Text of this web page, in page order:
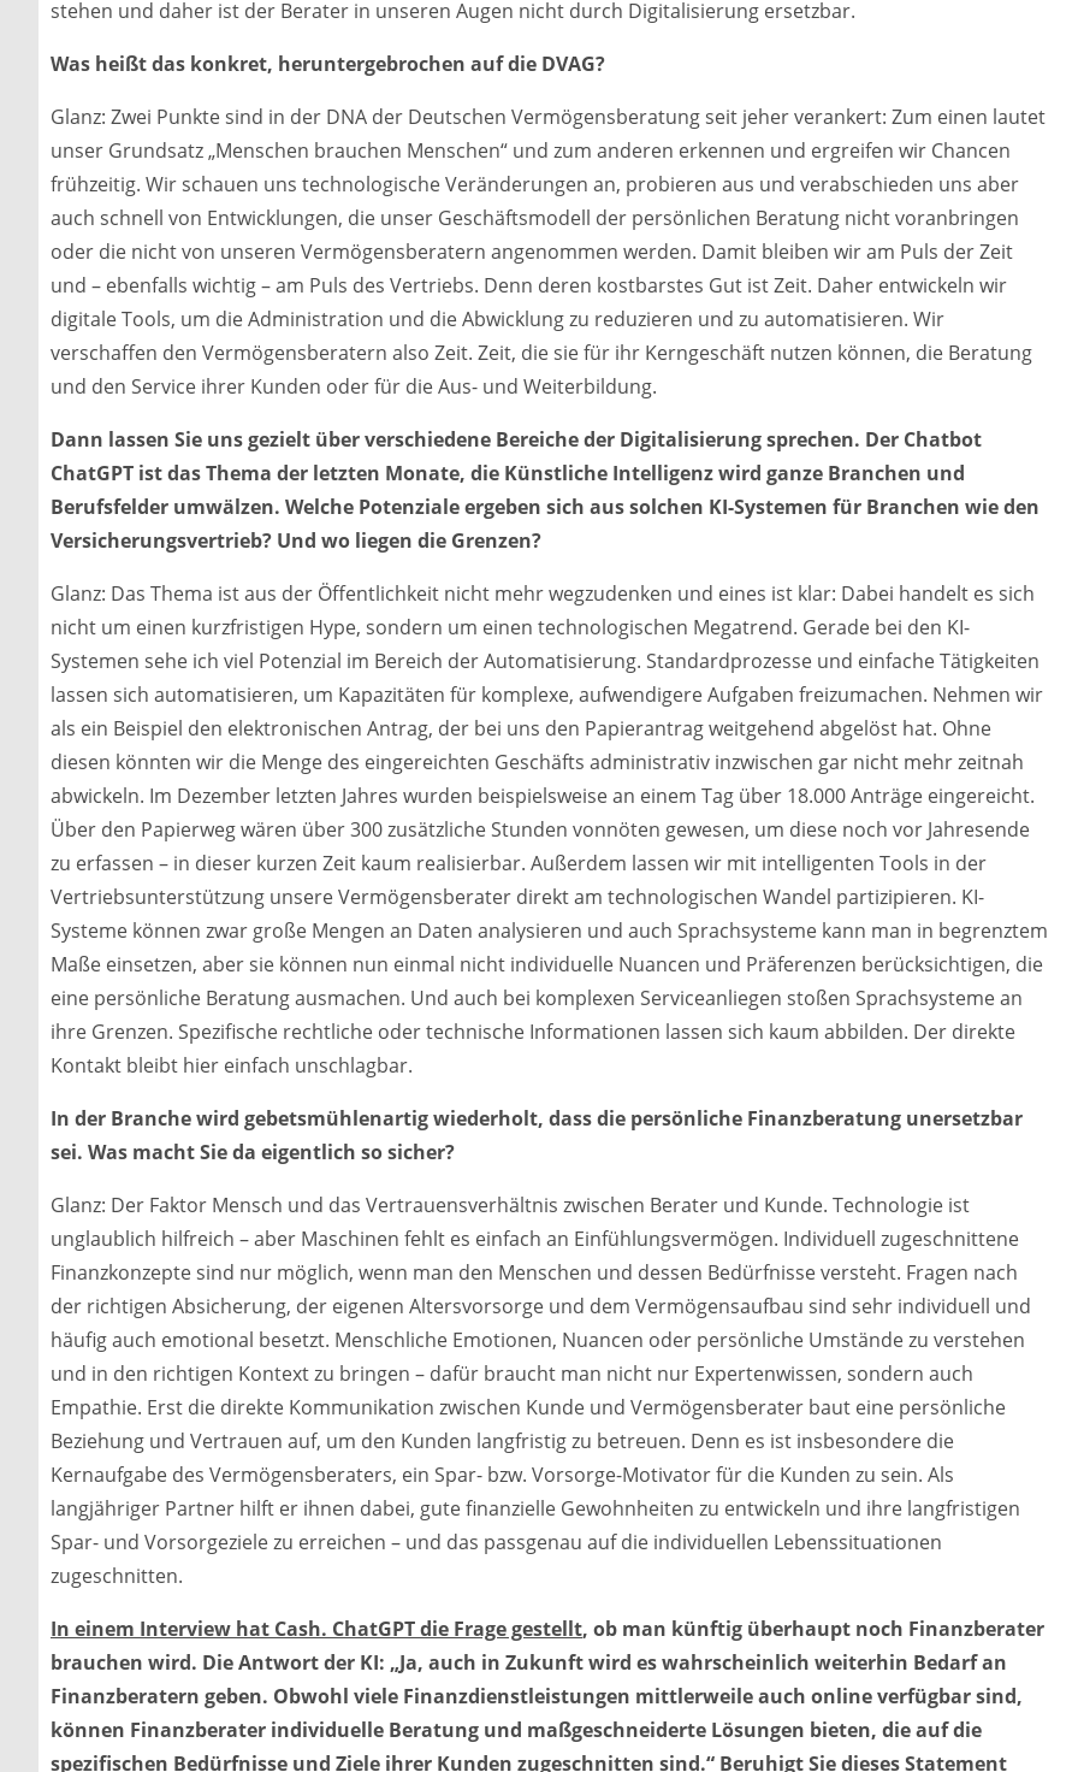
stehen und daher ist der Berater in unseren Augen nicht durch Digitalisierung ersetzbar.
Was heißt das konkret, heruntergebrochen auf die DVAG?
Glanz: Zwei Punkte sind in der DNA der Deutschen Vermögensberatung seit jeher verankert: Zum einen lautet
unser Grundsatz „Menschen brauchen Menschen“ und zum anderen erkennen und ergreifen wir Chancen
frühzeitig. Wir schauen uns technologische Veränderungen an, probieren aus und verabschieden uns aber
auch schnell von Entwicklungen, die unser Geschäftsmodell der persönlichen Beratung nicht voranbringen
oder die nicht von unseren Vermögensberatern angenommen werden. Damit bleiben wir am Puls der Zeit
und – ebenfalls wichtig – am Puls des Vertriebs. Denn deren kostbarstes Gut ist Zeit. Daher entwickeln wir
digitale Tools, um die Administration und die Abwicklung zu reduzieren und zu automatisieren. Wir
verschaffen den Vermögensberatern also Zeit. Zeit, die sie für ihr Kerngeschäft nutzen können, die Beratung
und den Service ihrer Kunden oder für die Aus- und Weiterbildung.
Dann lassen Sie uns gezielt über verschiedene Bereiche der Digitalisierung sprechen. Der Chatbot
ChatGPT ist das Thema der letzten Monate, die Künstliche Intelligenz wird ganze Branchen und
Berufsfelder umwälzen. Welche Potenziale ergeben sich aus solchen KI-Systemen für Branchen wie den
Versicherungsvertrieb? Und wo liegen die Grenzen?
Glanz: Das Thema ist aus der Öffentlichkeit nicht mehr wegzudenken und eines ist klar: Dabei handelt es sich
nicht um einen kurzfristigen Hype, sondern um einen technologischen Megatrend. Gerade bei den KI-
Systemen sehe ich viel Potenzial im Bereich der Automatisierung. Standardprozesse und einfache Tätigkeiten
lassen sich automatisieren, um Kapazitäten für komplexe, aufwendigere Aufgaben freizumachen. Nehmen wir
als ein Beispiel den elektronischen Antrag, der bei uns den Papierantrag weitgehend abgelöst hat. Ohne
diesen könnten wir die Menge des eingereichten Geschäfts administrativ inzwischen gar nicht mehr zeitnah
abwickeln. Im Dezember letzten Jahres wurden beispielsweise an einem Tag über 18.000 Anträge eingereicht.
Über den Papierweg wären über 300 zusätzliche Stunden vonnöten gewesen, um diese noch vor Jahresende
zu erfassen – in dieser kurzen Zeit kaum realisierbar. Außerdem lassen wir mit intelligenten Tools in der
Vertriebsunterstützung unsere Vermögensberater direkt am technologischen Wandel partizipieren. KI-
Systeme können zwar große Mengen an Daten analysieren und auch Sprachsysteme kann man in begrenztem
Maße einsetzen, aber sie können nun einmal nicht individuelle Nuancen und Präferenzen berücksichtigen, die
eine persönliche Beratung ausmachen. Und auch bei komplexen Serviceanliegen stoßen Sprachsysteme an
ihre Grenzen. Spezifische rechtliche oder technische Informationen lassen sich kaum abbilden. Der direkte
Kontakt bleibt hier einfach unschlagbar.
In der Branche wird gebetsmühlenartig wiederholt, dass die persönliche Finanzberatung unersetzbar
sei. Was macht Sie da eigentlich so sicher?
Glanz: Der Faktor Mensch und das Vertrauensverhältnis zwischen Berater und Kunde. Technologie ist
unglaublich hilfreich – aber Maschinen fehlt es einfach an Einfühlungsvermögen. Individuell zugeschnittene
Finanzkonzepte sind nur möglich, wenn man den Menschen und dessen Bedürfnisse versteht. Fragen nach
der richtigen Absicherung, der eigenen Altersvorsorge und dem Vermögensaufbau sind sehr individuell und
häufig auch emotional besetzt. Menschliche Emotionen, Nuancen oder persönliche Umstände zu verstehen
und in den richtigen Kontext zu bringen – dafür braucht man nicht nur Expertenwissen, sondern auch
Empathie. Erst die direkte Kommunikation zwischen Kunde und Vermögensberater baut eine persönliche
Beziehung und Vertrauen auf, um den Kunden langfristig zu betreuen. Denn es ist insbesondere die
Kernaufgabe des Vermögensberaters, ein Spar- bzw. Vorsorge-Motivator für die Kunden zu sein. Als
langjähriger Partner hilft er ihnen dabei, gute finanzielle Gewohnheiten zu entwickeln und ihre langfristigen
Spar- und Vorsorgeziele zu erreichen – und das passgenau auf die individuellen Lebenssituationen
zugeschnitten.
In einem Interview hat Cash. ChatGPT die Frage gestellt, ob man künftig überhaupt noch Finanzberater
brauchen wird. Die Antwort der KI: „Ja, auch in Zukunft wird es wahrscheinlich weiterhin Bedarf an
Finanzberatern geben. Obwohl viele Finanzdienstleistungen mittlerweile auch online verfügbar sind,
können Finanzberater individuelle Beratung und maßgeschneiderte Lösungen bieten, die auf die
spezifischen Bedürfnisse und Ziele ihrer Kunden zugeschnitten sind.“ Beruhigt Sie dieses Statement